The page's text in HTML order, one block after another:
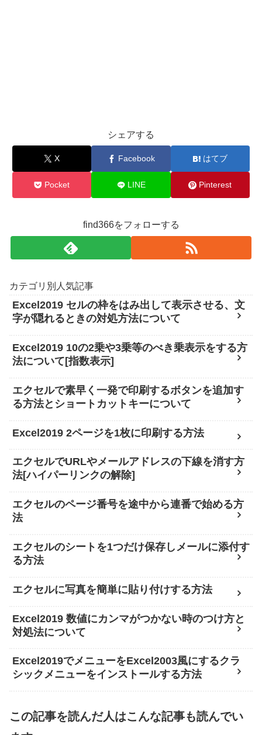
シェアする
X Facebook はてブ
Pocket LINE Pinterest
find366をフォローする
カテゴリ別人気記事
Excel2019 セルの枠をはみ出して表示させる、文
字が隠れるときの対処方法について
Excel2019 10の2乗や3乗等のべき乗表示をする方
法について[指数表示]
エクセルで素早く一発で印刷するボタンを追加す
る方法とショートカットキーについて
Excel2019 2ページを1枚に印刷する方法
エクセルでURLやメールアドレスの下線を消す方
法[ハイパーリンクの解除]
エクセルのページ番号を途中から連番で始める方
法
エクセルのシートを1つだけ保存しメールに添付す
る方法
エクセルに写真を簡単に貼り付けする方法
Excel2019 数値にカンマがつかない時のつけ方と
対処法について
Excel2019でメニューをExcel2003風にするクラ
シックメニューをインストールする方法
この記事を読んだ人はこんな記事も読んでい